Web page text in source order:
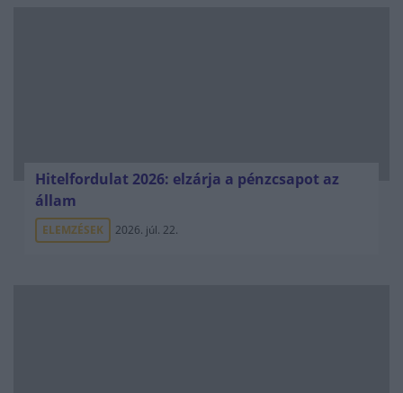
Hitelfordulat 2026: elzárja a pénzcsapot az
állam
ELEMZÉSEK 2026. júl. 22.